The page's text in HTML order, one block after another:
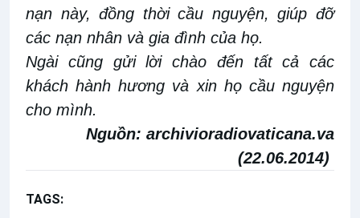
nạn này, đồng thời cầu nguyện, giúp đỡ
các nạn nhân và gia đình của họ.
Ngài cũng gửi lời chào đến tất cả các
khách hành hương và xin họ cầu nguyện
cho mình.
Nguồn: archivioradiovaticana.va
(22.06.2014)
TAGS: